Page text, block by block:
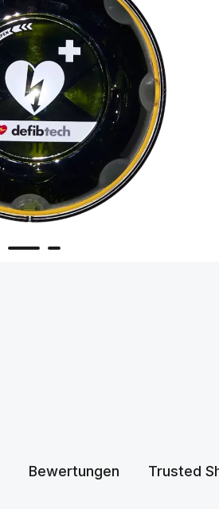
Bewertungen Trusted